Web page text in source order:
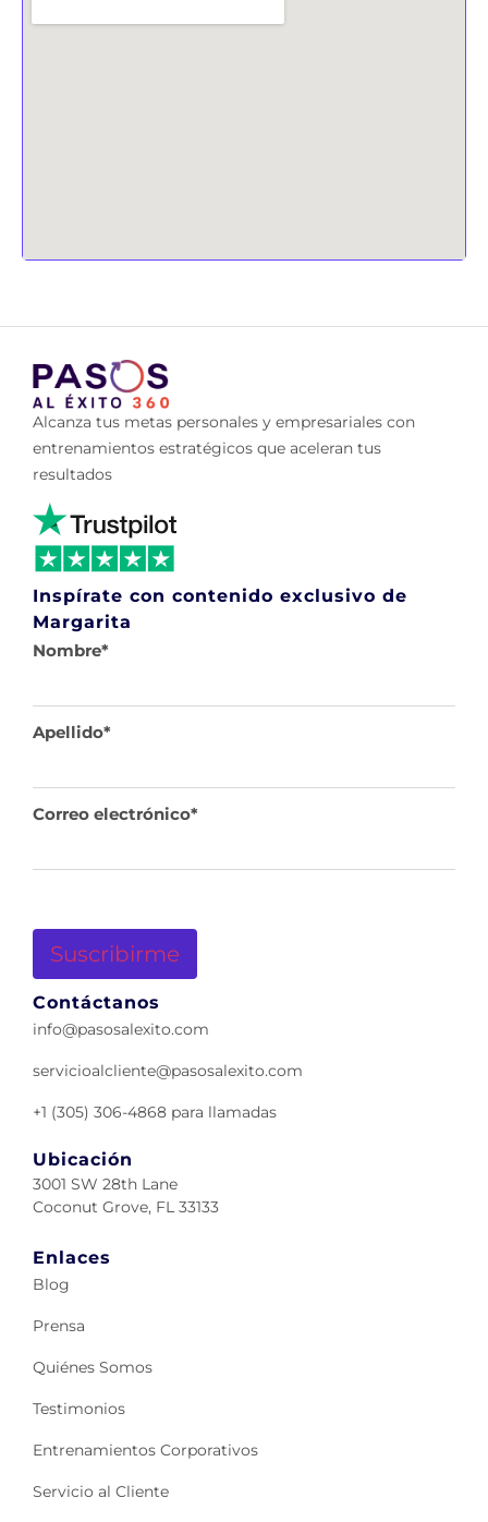
Alcanza tus metas personales y empresariales con
entrenamientos estratégicos que aceleran tus
resultados
Inspírate con contenido exclusivo de
Margarita
Nombre*
Apellido*
Correo electrónico*
Suscribirme
Contáctanos
info@pasosalexito.com
servicioalcliente@pasosalexito.com
+1 (305) 306-4868 para llamadas
Ubicación
3001 SW 28th Lane
Coconut Grove, FL 33133
Enlaces
Blog
Prensa
Quiénes Somos
Testimonios
Entrenamientos Corporativos
Servicio al Cliente